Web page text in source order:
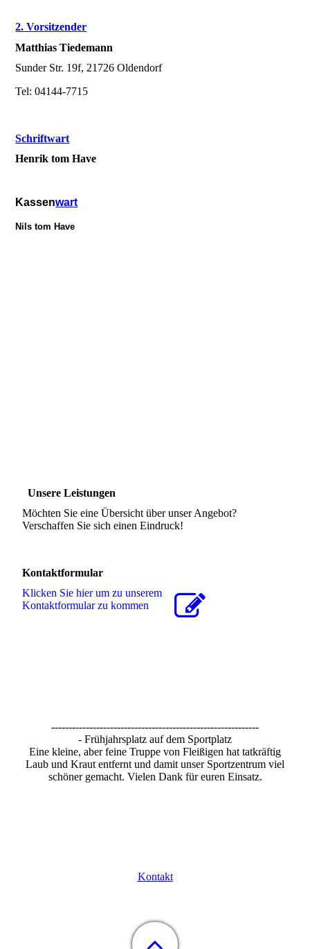
2. Vorsitzender
Matthias Tiedemann
Sunder Str. 19f, 21726 Oldendorf
Tel: 04144-7715
Schriftwart
Henrik tom Have
Kassenwart
Nils tom Have
Unsere Leistungen
Möchten Sie eine Übersicht über unser Angebot?
Verschaffen Sie sich einen Eindruck!
Kontaktformular
Klicken Sie hier um zu unserem
Kon­takt­for­mu­lar zu kommen
------------------------------------------------------------
- Frühjahrsplatz auf dem Sportplatz
Eine kleine, aber feine Truppe von Fleißigen hat tatkräftig
Laub und Kraut entfernt und damit unser Sportzentrum viel
schöner gemacht. Vielen Dank für euren Einsatz.
Kontakt